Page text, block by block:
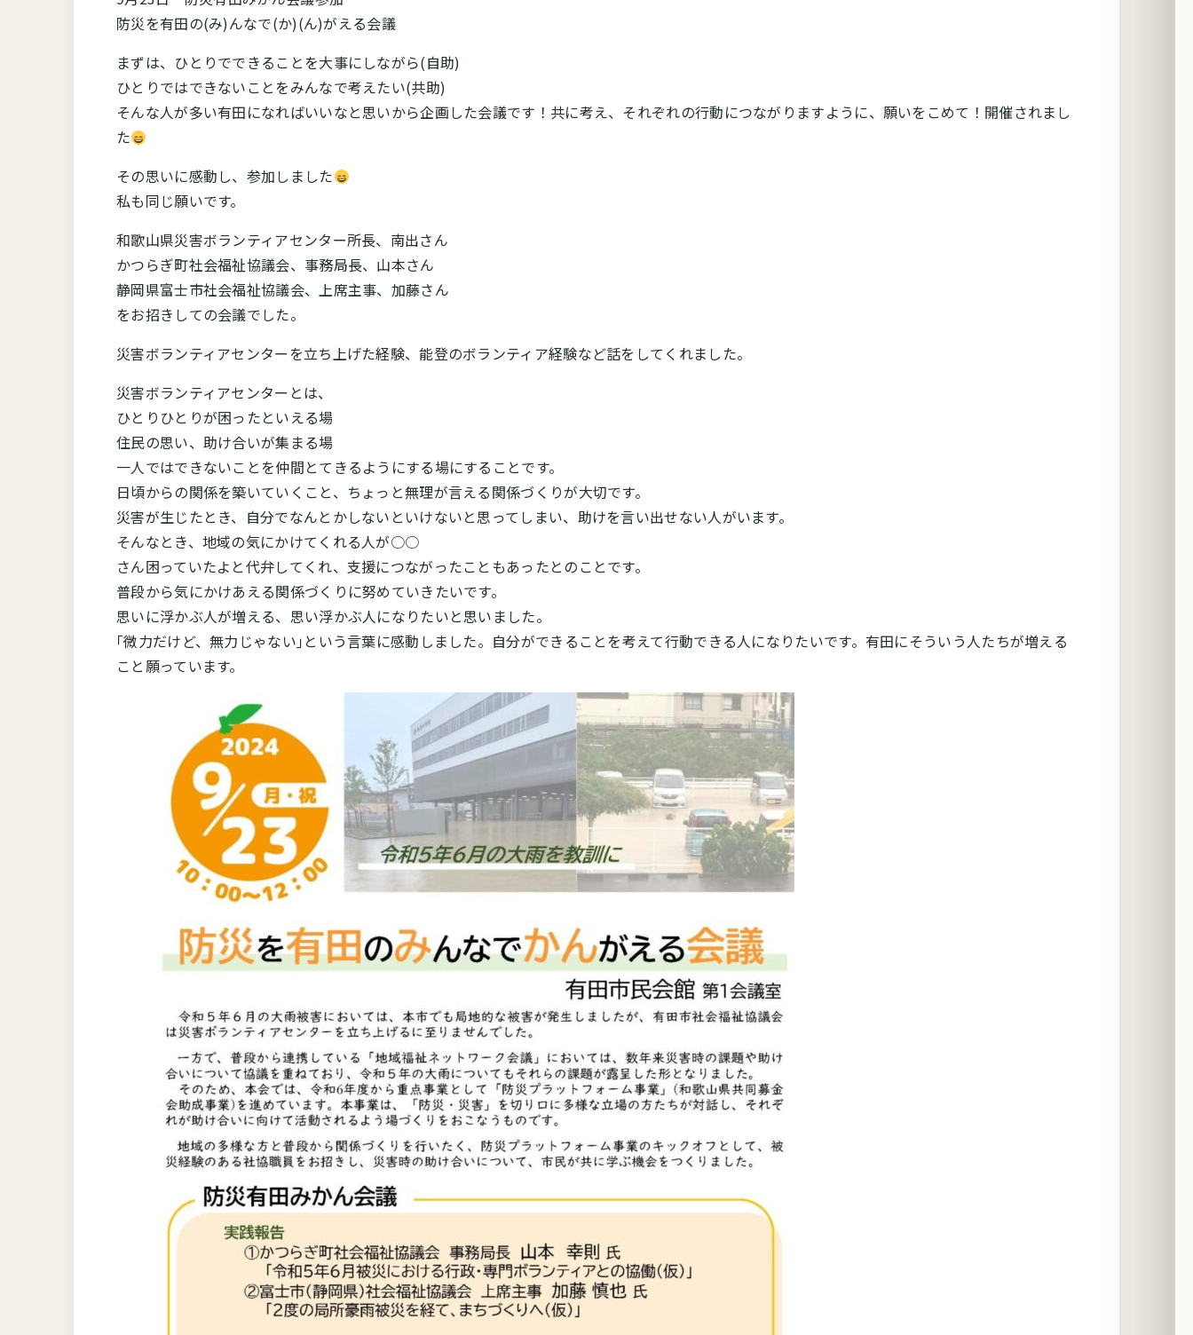
防災を有田の(み)んなで(か)(ん)がえる会議
まずは、ひとりでできることを大事にしながら(自助)
ひとりではできないことをみんなで考えたい(共助)
そんな人が多い有田になればいいなと思いから企画した会議です！共に考え、それぞれの行動につながりますように、願いをこめて！開催されまし
た
その思いに感動し、参加しました
私も同じ願いです。
和歌山県災害ボランティアセンター所長、南出さん
かつらぎ町社会福祉協議会、事務局長、山本さん
静岡県富士市社会福祉協議会、上席主事、加藤さん
をお招きしての会議でした。
災害ボランティアセンターを立ち上げた経験、能登のボランティア経験など話をしてくれました。
災害ボランティアセンターとは、
ひとりひとりが困ったといえる場
住民の思い、助け合いが集まる場
一人ではできないことを仲間とてきるようにする場にすることです。
日頃からの関係を築いていくこと、ちょっと無理が言える関係づくりが大切です。
災害が生じたとき、自分でなんとかしないといけないと思ってしまい、助けを言い出せない人がいます。
そんなとき、地域の気にかけてくれる人が○○
さん困っていたよと代弁してくれ、支援につながったこともあったとのことです。
普段から気にかけあえる関係づくりに努めていきたいです。
思いに浮かぶ人が増える、思い浮かぶ人になりたいと思いました。
｢微力だけど、無力じゃない｣という言葉に感動しました。自分ができることを考えて行動できる人になりたいです。有田にそういう人たちが増える
こと願っています。